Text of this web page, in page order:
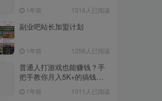
1年前 1316人已阅读
副业吧站长加盟计划
1年前 1256人已阅读
普通人打游戏也能赚钱？手
把手教你月入5K+的搞钱姿
势！1年前 1011人已阅读